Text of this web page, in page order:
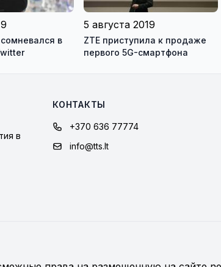
в
5 августа 2019
ZTE приступила к продаже
первого 5G-смартфона
в
КОНТАКТЫ
+370 636 77774
info@tts.lt